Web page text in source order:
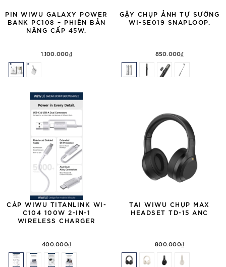
PIN WIWU GALAXY POWER
BANK PC108 – PHIÊN BẢN
NÂNG CẤP 45W.
1.100.000₫
GẬY CHỤP ẢNH TỰ SƯỚNG
WI-SE019 SNAPLOOP.
850.000₫
CÁP WIWU TITANLINK WI-
C104 100W 2-IN-1
WIRELESS CHARGER
400.000₫
TAI WIWU CHỤP MAX
HEADSET TD-15 ANC
800.000₫